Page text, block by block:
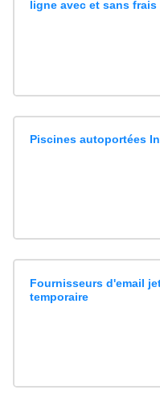
ligne avec et sans frais
Piscines autoportées
Fournisseurs d'email
temporaire